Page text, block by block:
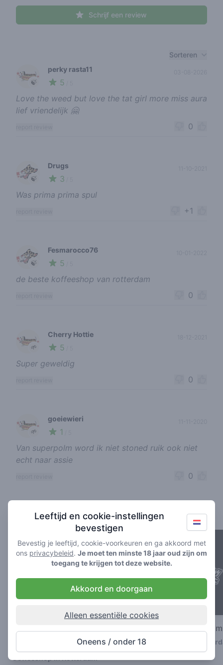
Schrijf een review
Sorteren
🍃
perky rasta11
5
03-08-2026
Love the weed but love the tat girl more miss aura
lief vriendelijk 🤗
0
🍃
Drugs
3
Was prima prima spul
+1
🍃
Fesmarocco76
5
de beste koffeeshop van rotterdam
0
🌱
Cherry Hottie
5
Super geweldig
0
🌱
goeiewieri
1
Van superpolm word ik niet stoned ruik ook niet
echt naar assie
0
Coffeeshops in de buurt
The Plug
Coffeeshop in
Leeftijd en cookie-instellingen
bevestigen
Bevestig je leeftijd, cookie-voorkeuren en ga akkoord met
ons privacybeleid. Je moet ten minste 18 jaar oud zijn om
toegang te krijgen tot deze website.
Akkoord en doorgaan
Alleen essentiële cookies
Oneens / onder 18